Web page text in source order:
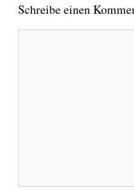
Schreibe einen
Kommentar